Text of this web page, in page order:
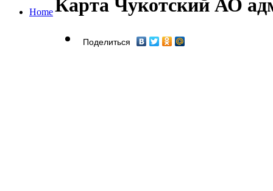
HomeКарта Чукотский АО
Поделиться